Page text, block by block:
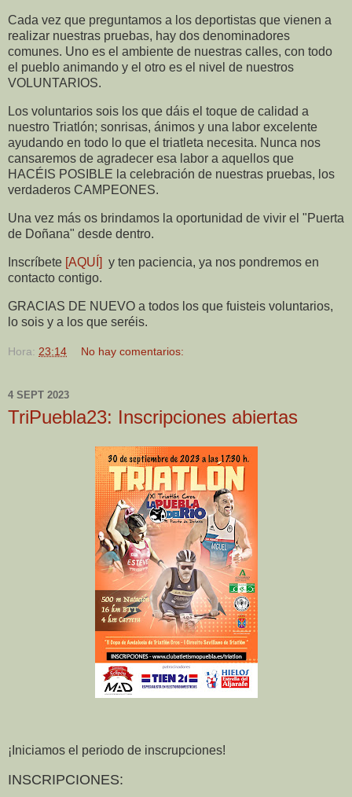
Cada vez que preguntamos a los deportistas que vienen a
realizar nuestras pruebas, hay dos denominadores
comunes. Uno es el ambiente de nuestras calles, con todo
el pueblo animando y el otro es el nivel de nuestros
VOLUNTARIOS.
Los voluntarios sois los que dáis el toque de calidad a
nuestro Triatlón; sonrisas, ánimos y una labor excelente
ayudando en todo lo que el triatleta necesita. Nunca nos
cansaremos de agradecer esa labor a aquellos que
HACÉIS POSIBLE la celebración de nuestras pruebas, los
verdaderos CAMPEONES.
Una vez más os brindamos la oportunidad de vivir el "Puerta
de Doñana" desde dentro.
Inscríbete [AQUÍ] y ten paciencia, ya nos pondremos en
contacto contigo.
GRACIAS DE NUEVO a todos los que fuisteis voluntarios,
lo sois y a los que seréis.
Hora: 23:14 No hay comentarios:
4 SEPT 2023
TriPuebla23: Inscripciones abiertas
¡Iniciamos el periodo de inscrupciones!
INSCRIPCIONES: